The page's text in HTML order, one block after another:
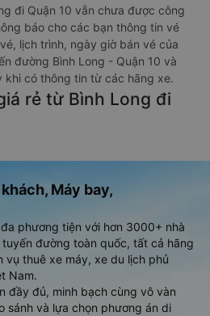
đi Quận 10 vẫn chưa được công
báo cho các bạn thông tin vé
lịch trình, ngày giờ bán vé của
đường Bình Long - Quận 10 và
khi có thông tin từ các hãng xe.
rẻ từ Bình Long đi
Máy bay,
phương tiện với hơn 3000+ nhà
đường toàn quốc, tất cả hãng
vụ thuê xe máy, xe du lịch phủ
Nam.
đầy đủ, minh bạch cùng vô vàn
sánh và lựa chọn phương án di